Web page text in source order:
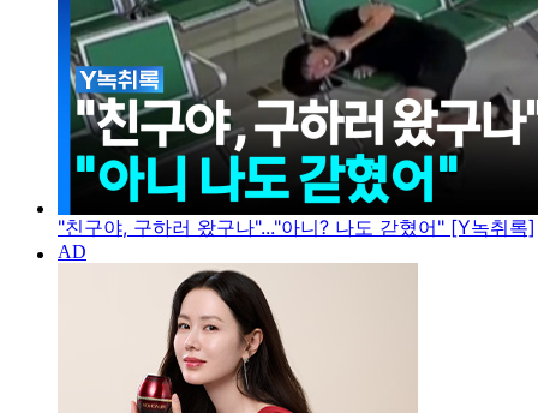
"친구야, 구하러 왔구나"..."아니? 나도 갇혔어" [Y녹취록]